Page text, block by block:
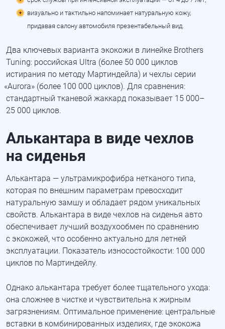
визуально и тактильно напоминает натуральную кожу,
придавая салону автомобиля презентабельный вид.
Два ключевых варианта экокожи в линейке Brothers
Tuning: российская Ultra (более 50 000 циклов
истирания по методу Мартиндейла) и чехлы серии
«Aurora» (более100 000 циклов). Для сравнения:
стандартный тканевой жаккард показывает 15 000–
25 000 циклов.
Алькантара в виде чехлов
на сиденья
Алькантара — ультрамикрофибра нетканого типа,
которая по внешним параметрам превосходит
натуральную замшу и обладает рядом уникальных
свойств. Алькантара в виде чехлов на сиденья авто
обеспечивает лучший воздухообмен по сравнению
с экокожей, что особенно актуально для летней
эксплуатации. Показатель износостойкости: 100 000
циклов по Мартиндейлу.
Однако алькантара требует более тщательного ухода:
она сложнее в чистке и чувствительна к жирным
загрязнениям. Оптимальное применение: центральные
вставки в комбинированных изделиях, где экокожа